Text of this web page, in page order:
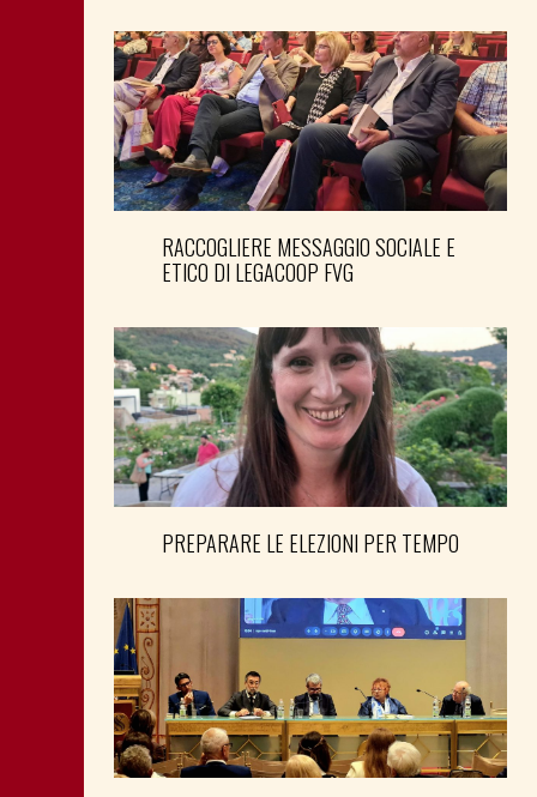
RACCOGLIERE MESSAGGIO SOCIALE E
ETICO DI LEGACOOP FVG
PREPARARE LE ELEZIONI PER TEMPO